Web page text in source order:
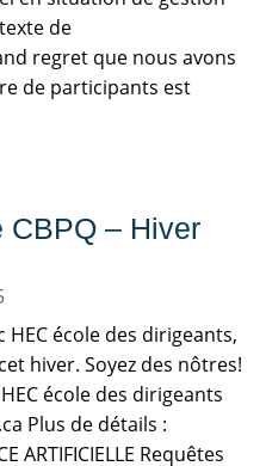
de
regret que nous avons
de participants est
CBPQ – Hiver
HEC école des dirigeants,
hiver. Soyez des nôtres!
école des dirigeants
Plus de détails :
ARTIFICIELLE Requêtes